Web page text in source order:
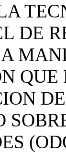
DE
QUE